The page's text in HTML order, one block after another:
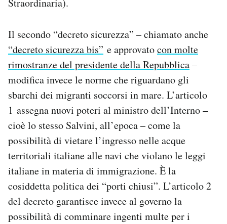
Straordinaria).
Il secondo “decreto sicurezza” – chiamato anche
“decreto sicurezza bis” e approvatocon molte
rimostranze del presidente della Repubblica–
modifica invece le norme che riguardano gli
sbarchi dei migranti soccorsi in mare. L’articolo
1 assegna nuovi poteri al ministro dell’Interno –
cioè lo stesso Salvini, all’epoca – come la
possibilità di vietare l’ingresso nelle acque
territoriali italiane alle navi che violano le leggi
italiane in materia di immigrazione. È la
cosiddetta politica dei “porti chiusi”. L’articolo 2
del decreto garantisce invece al governo la
possibilità di comminare ingenti multe per i